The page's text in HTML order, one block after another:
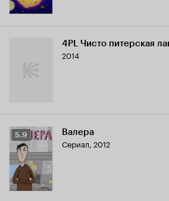
4PL Чисто питерская
2014
Рейтинг
Кинопоиска
5.9
5.9 Валера
Сериал, 2012